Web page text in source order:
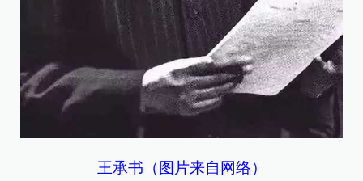
王承书（图片来自网络）